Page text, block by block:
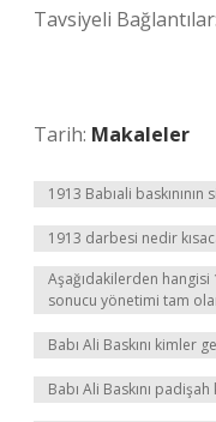
Tavsiyeli Bağlantılar:
Tarih: Makaleler
1913 Babıali
1913 darbesi nedir
Aşağıdakilerden hangisi
sonucu yönetimi tam
Babı Ali Baskını kimler
Babı Ali Baskını padişah